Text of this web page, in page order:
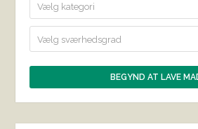
Vælg kategori
Vælg sværhedsgrad